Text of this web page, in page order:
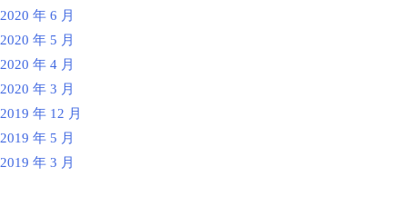
2020 年 6 月
2020 年 5 月
2020 年 4 月
2020 年 3 月
2019 年 12 月
2019 年 5 月
2019 年 3 月